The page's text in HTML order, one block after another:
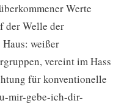
Werte
der Welle der
weißer
vereint im Hass
für konventionelle
mir-gebe-ich-dir-